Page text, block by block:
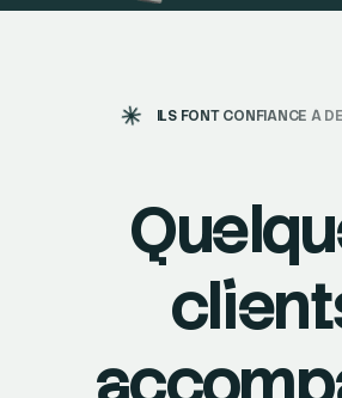
ILS FONT CONFIANCE À